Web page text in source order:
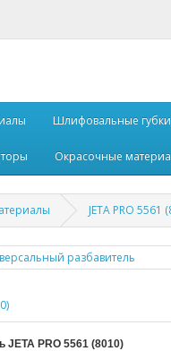
Шлифовальные губки
Окрасочные
JETA PRO
JETA PRO 5561 (8010)